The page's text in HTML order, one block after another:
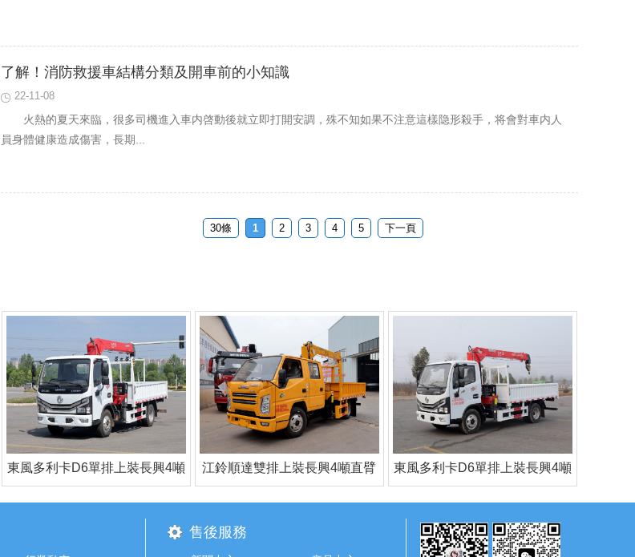
了解！消防救援車結構分類及開車前的小知識
22-11-08
火熱的夏天來臨，很多司機進入車内啓動後就立即打開安調，殊不知如果不注意這樣隐形殺手，将會對車内人
員身體健康造成傷害，長期...
30條 1 2 3 4 5 下一頁
東風多利卡D6單排上裝長興4噸
直臂式吊機（藍牌，4節臂）
江鈴順達雙排上裝長興4噸直臂
式吊機
東風多利卡D6單排上裝長興4噸
直臂式吊機（3節臂）
售後服務